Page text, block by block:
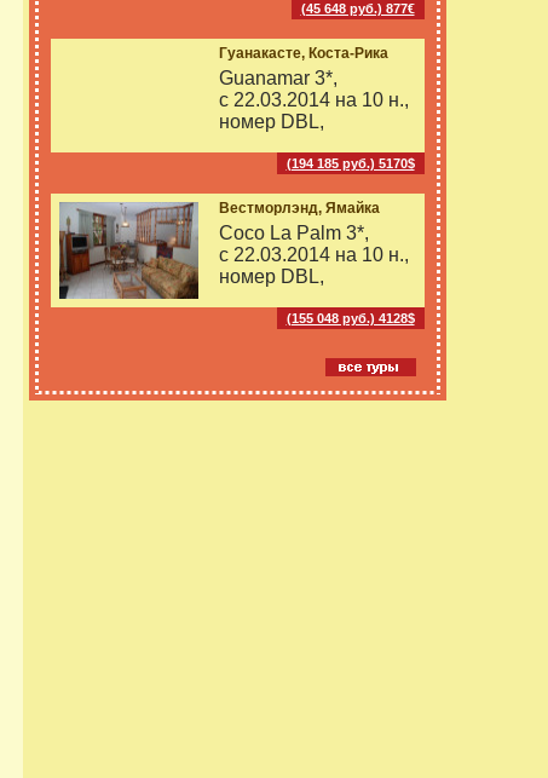
(45 648 руб.) 877€
Гуанакасте, Коста-Рика
Guanamar 3*,
с 22.03.2014 на 10 н.,
номер DBL,
(194 185 руб.) 5170$
Вестморлэнд, Ямайка
Coco La Palm 3*,
с 22.03.2014 на 10 н.,
номер DBL,
(155 048 руб.) 4128$